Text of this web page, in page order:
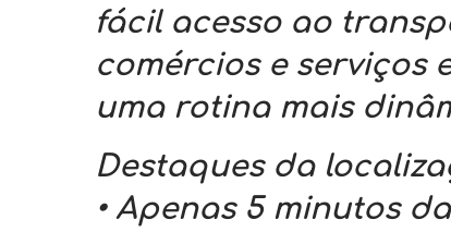
fácil acesso ao
comércios e serviços
uma rotina mais
Destaques da
• Apenas 5 minutos